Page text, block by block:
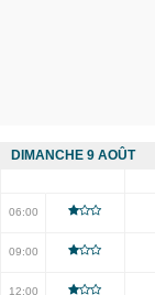
DIMANCHE 9 AOÛT
06:00
09:00
12:00